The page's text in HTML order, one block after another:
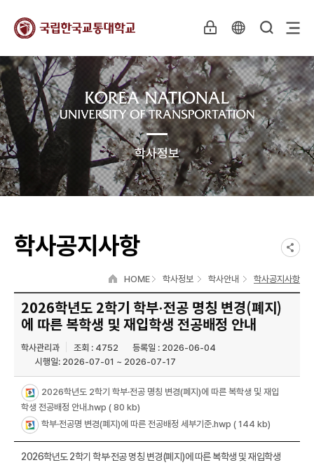
학사정보
학사공지사항
HOME 학사정보 학사안내 학사공지사항
2026학년도 2학기 학부·전공 명칭 변경(폐지)
에 따른 복학생 및 재입학생 전공배정 안내
학사관리과 조회 : 4752
등록일 : 2026-06-04
시행일: 2026-07-01 ~ 2026-07-17
2026학년도 2학기 학부·전공 명칭 변경(폐지)에 따른 복학생 및 재입
학생 전공배정 안내.hwp ( 80 kb)
학부·전공명 변경(폐지)에 따른 전공배정 세부기준.hwp ( 144 kb)
2026학년도 2학기 학부·전공 명칭 변경(폐지)에 따른 복학생 및 재입학생